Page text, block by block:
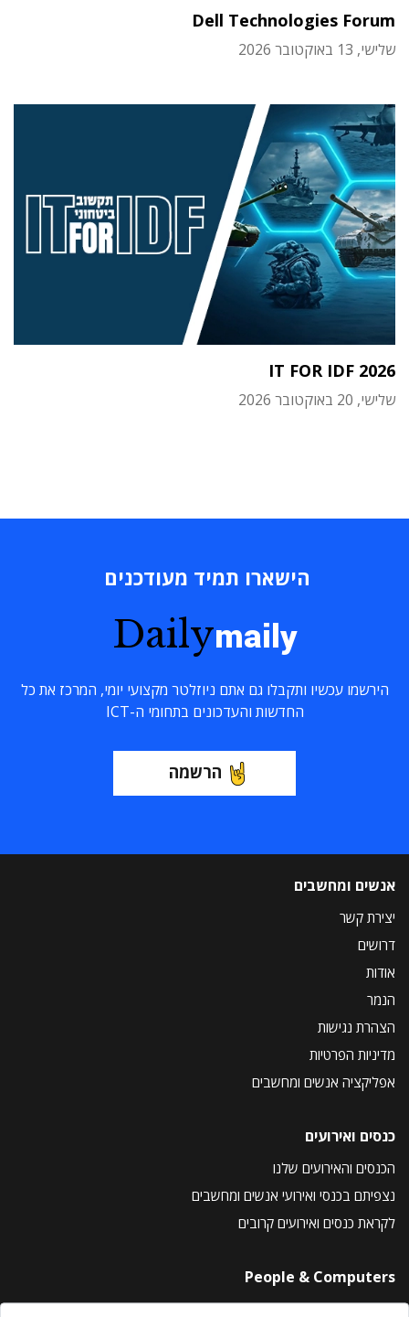
Dell Technologies Forum
שלישי, 13 באוקטובר 2026
IT FOR IDF 2026
שלישי, 20 באוקטובר 2026
הישארו תמיד מעודכנים
Dailymaily
הירשמו עכשיו ותקבלו גם אתם ניוזלטר מקצועי יומי, המרכז את כל
החדשות והעדכונים בתחומי ה-ICT
הרשמה
אנשים ומחשבים
יצירת קשר
דרושים
אודות
הנמר
הצהרת נגישות
מדיניות הפרטיות
אפליקציה אנשים ומחשבים
כנסים ואירועים
הכנסים והאירועים שלנו
נצפיתם בכנסי ואירועי אנשים ומחשבים
לקראת כנסים ואירועים קרובים
People & Computers
About Us